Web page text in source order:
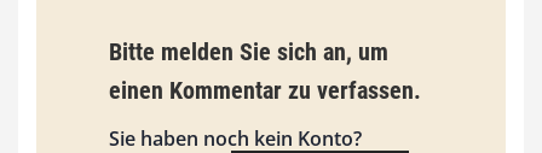
9
3
Bitte melden Sie sich an, um
einen Kommentar zu verfassen.
Sie haben noch kein Konto?